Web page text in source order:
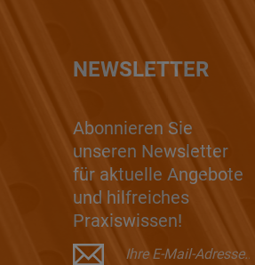
NEWSLETTER
Abonnieren Sie
unseren Newsletter
für aktuelle Angebote
und hilfreiches
Praxiswissen!